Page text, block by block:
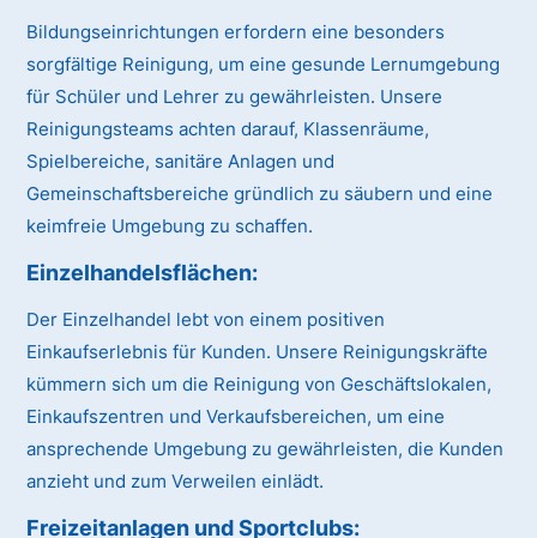
Bildungseinrichtungen erfordern eine besonders
sorgfältige Reinigung, um eine gesunde Lernumgebung
für Schüler und Lehrer zu gewährleisten. Unsere
Reinigungsteams achten darauf, Klassenräume,
Spielbereiche, sanitäre Anlagen und
Gemeinschaftsbereiche gründlich zu säubern und eine
keimfreie Umgebung zu schaffen.
Einzelhandelsflächen:
Der Einzelhandel lebt von einem positiven
Einkaufserlebnis für Kunden. Unsere Reinigungskräfte
kümmern sich um die Reinigung von Geschäftslokalen,
Einkaufszentren und Verkaufsbereichen, um eine
ansprechende Umgebung zu gewährleisten, die Kunden
anzieht und zum Verweilen einlädt.
Freizeitanlagen und Sportclubs: